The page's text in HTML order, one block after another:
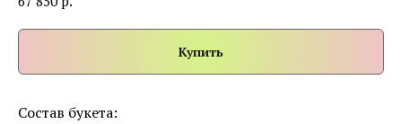
Купить
Состав букета: